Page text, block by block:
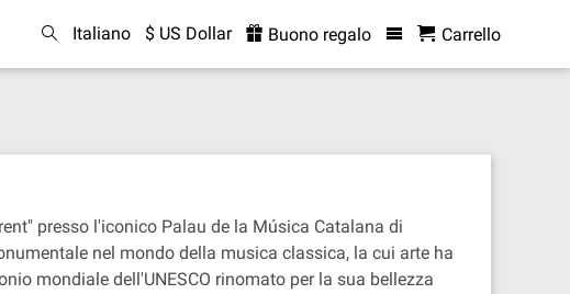
Italiano $ US Dollar Buono regalo Carrello
presso l'iconico Palau de la Música Catalana di
nel mondo della musica classica, la cui arte ha
mondiale dell'UNESCO rinomato per la sua bellezza